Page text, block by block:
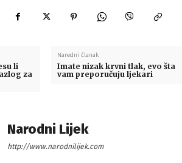
li
za
Naredni članak
Imate nizak krvni tlak, evo šta
vam preporučuju ljekari
Narodni Lijek
http://www.narodnilijek.com